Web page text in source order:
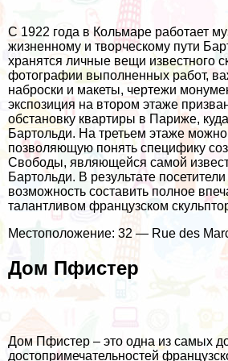
С 1922 года в Кольмаре работает
жизненному и творческому пути
хранятся личные вещи известного
фотографии выполненных работ,
наброски и макеты, чертежи
экспозиция на втором этаже
обстановку квартиры в Париже,
Бартольди. На третьем этаже
позволяющую понять специфику
Свободы, являющейся самой
Бартольди. В результате
возможность составить полное
талантливом французском
Местоположение: 32 — Rue des
Дом Пфистер
Дом Пфистер – это одна из самых
достопримечательностей